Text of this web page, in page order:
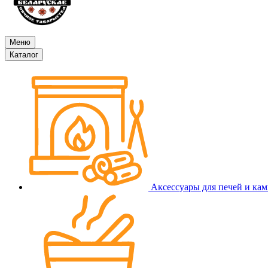
Меню
Каталог
Аксессуары для печей и